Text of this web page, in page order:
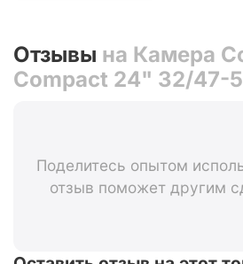
Отзывы на Камера
Compact 24" 32/47-
Поделитесь опытом
отзыв поможет другим